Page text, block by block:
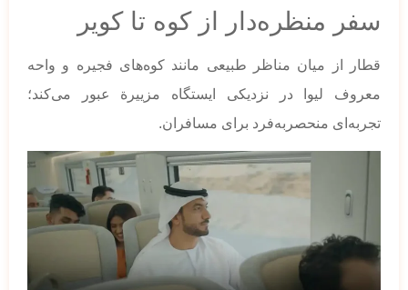
سفر منظره‌دار از کوه تا کویر
قطار از میان مناظر طبیعی مانند کوه‌های فجیره و واحه
معروف لیوا در نزدیکی ایستگاه مزییرة عبور می‌کند؛
تجربه‌ای منحصربه‌فرد برای مسافران.